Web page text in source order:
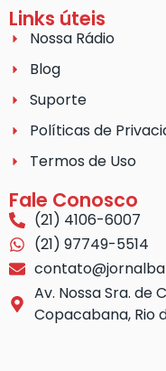
Links úteis
Nossa Rádio
Blog
Suporte
Políticas de
Termos de Uso
Fale Conosco
(21) 4106-6007
(21) 97749-5514
Av. Nossa Sra. de
Copacabana, Rio